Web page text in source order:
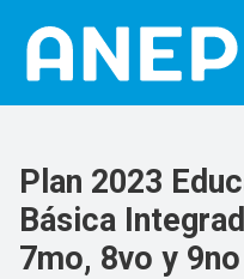
Plan 2023
Básica
7mo, 8vo y